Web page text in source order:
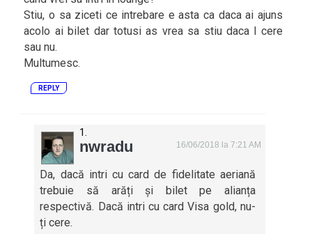
Stiu, o sa ziceti ce intrebare e asta ca daca ai ajuns
acolo ai bilet dar totusi as vrea sa stiu daca l cere
sau nu.
Multumesc.
REPLY
nwradu 16/06/2018 la 7:21 AM
Da, dacă intri cu card de fidelitate aeriană
trebuie să arăți și bilet pe alianța
respectivă. Dacă intri cu card Visa gold, nu-
ți cere.